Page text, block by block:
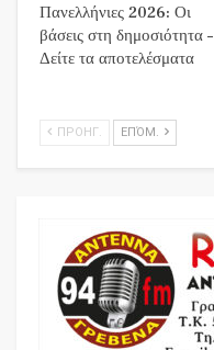
Πανελλήνιες 2026: Οι
βάσεις στη δημοσιότητα –
Δείτε τα αποτελέσματα
ΠΡΟΗΓ. ΕΠΌΜ.